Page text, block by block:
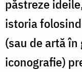
păstreze
istoria
(sau de artă
iconografie)